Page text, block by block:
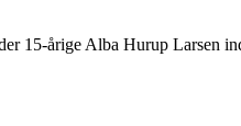
15-årige Alba Hurup Larsen